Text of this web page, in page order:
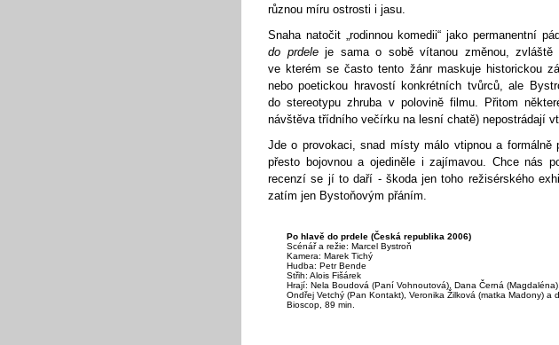
různou míru ostrosti i jasu.
Snaha natočit „rodinnou komedii“ jako permanentní
do prdeleje sama o sobě vítanou změnou, zvláště
ve kterém se často tento žánr maskuje historickou
nebo poetickou hravostí konkrétních tvůrců, ale
do stereotypu zhruba v polovině filmu. Přitom
návštěva třídního večírku na lesní chatě) nepostrádají
Jde o provokaci, snad místy málo vtipnou a formálně
přesto bojovnou a ojediněle i zajímavou. Chce nás
recenzí se jí to daří - škoda jen toho režisérského
zatím jen Bystoňovým přáním.
Po hlavě do prdele (Česká republika 2006)
Scénář a režie: Marcel Bystroň
Kamera: Marek Tichý
Hudba: Petr Bende
Střih: Alois Fišárek
Hrají: Nela Boudová (Paní Vohnoutová), Dana Černá
Ondřej Vetchý (Pan Kontakt), Veronika Žilková (matka Madony) a
Bioscop, 89 min.